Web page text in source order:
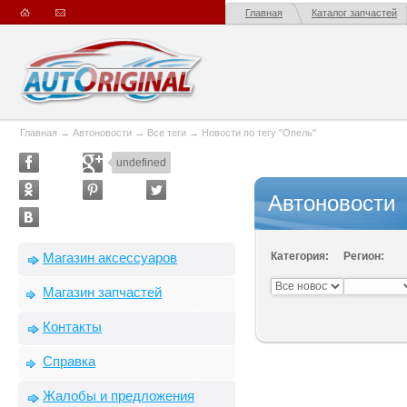
Главная Каталог запчастей
Главная → Автоновости → Все теги → Новости по тегу "Опель"
undefined
Магазин аксессуаров
Магазин запчастей
Контакты
Справка
Жалобы и предложения
Автоновости
Категория: Регион: